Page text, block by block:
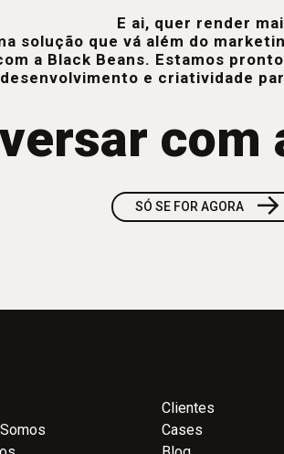
E ai, quer render
solução que vá além do
a Black Beans. Estamos
e criatividade
com
SÓ SE FOR AGORA →
Clientes
Cases